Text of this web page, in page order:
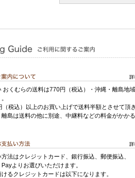
おくむらの送料は770円（税込）・沖縄・離島地
（税込）以上のお買い上げで送料半額とさせて頂き
島は送料の他に別途、中継料などの料金がかか
法はクレジットカード、銀行振込、郵便振込、
よりお選びいただけます。
るクレジットカードは以下になります。